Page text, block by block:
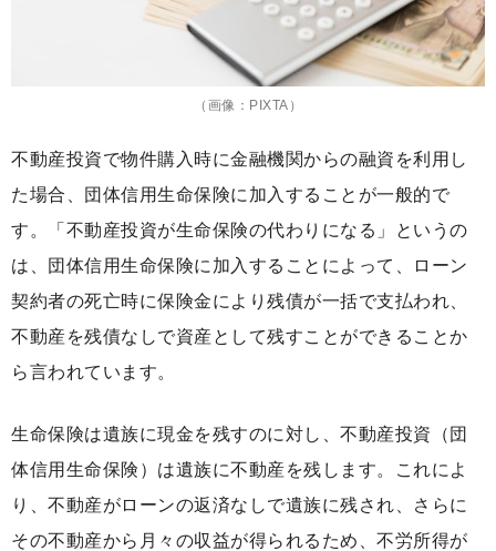
（画像：PIXTA）
不動産投資で物件購入時に金融機関からの融資を利用し
た場合、団体信用生命保険に加入することが一般的で
す。「不動産投資が生命保険の代わりになる」というの
は、団体信用生命保険に加入することによって、ローン
契約者の死亡時に保険金により残債が一括で支払われ、
不動産を残債なしで資産として残すことができることか
ら言われています。
生命保険は遺族に現金を残すのに対し、不動産投資（団
体信用生命保険）は遺族に不動産を残します。これによ
り、不動産がローンの返済なしで遺族に残され、さらに
その不動産から月々の収益が得られるため、不労所得が